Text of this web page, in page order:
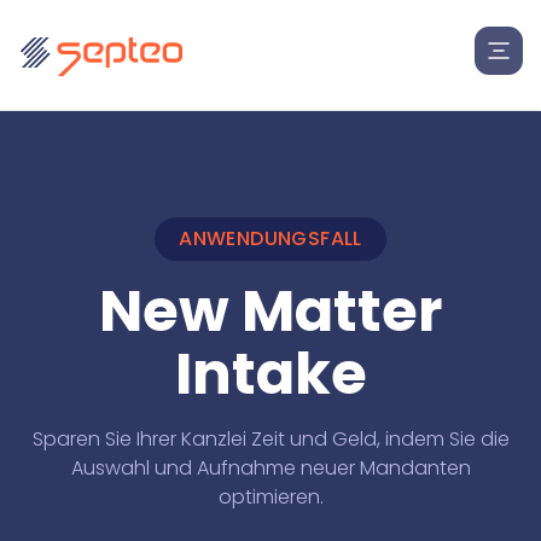
ANWENDUNGSFALL
New Matter
Intake
Sparen Sie Ihrer Kanzlei Zeit und Geld, indem Sie die
Auswahl und Aufnahme neuer Mandanten
optimieren.